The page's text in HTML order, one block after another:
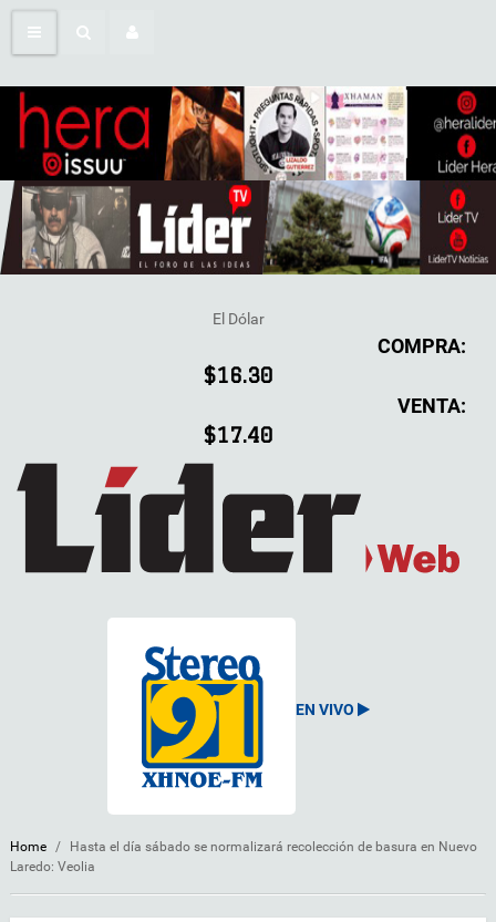
El Dólar
COMPRA:
$16.30
VENTA:
$17.40
EN VIVO
Home /
Hasta el día sábado se normalizará recolección de basura en Nuevo
Laredo: Veolia